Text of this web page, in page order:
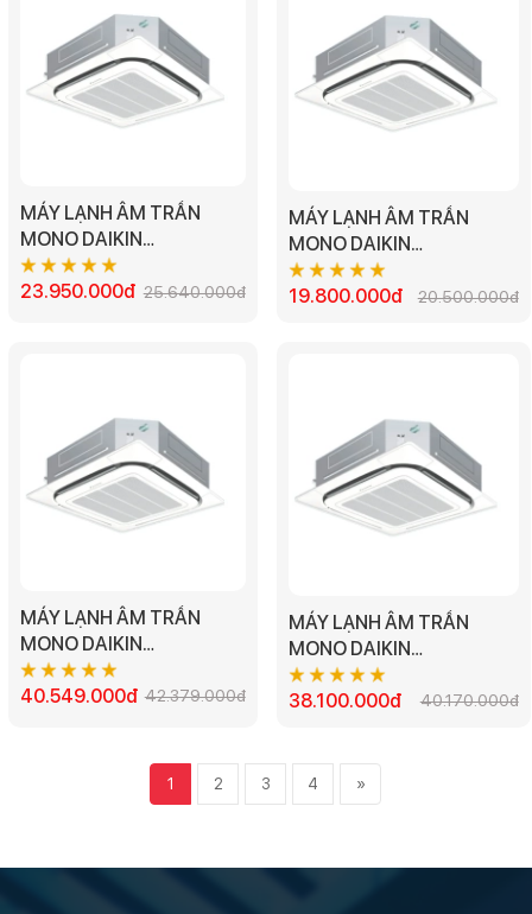
MÁY LẠNH ÂM TRẦN
MONO DAIKIN
FCNQ18MV1/RNQ18MV1
- 2.0HP
23.950.000đ 25.640.000đ
MÁY LẠNH ÂM TRẦN
MONO DAIKIN
FCNQ13MV1/RNQ13MV1 -
1.5HP
19.800.000đ 20.500.000đ
MÁY LẠNH ÂM TRẦN
MONO DAIKIN
FCC140AV1V - 5.5HP 3
PHA
40.549.000đ 42.379.000đ
MÁY LẠNH ÂM TRẦN
MONO DAIKIN
FCC125AV1V - 5.0HP 3
PHA
38.100.000đ 40.170.000đ
1 2 3 4 »